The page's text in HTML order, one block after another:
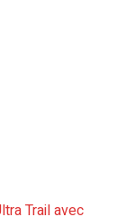
Trail avec